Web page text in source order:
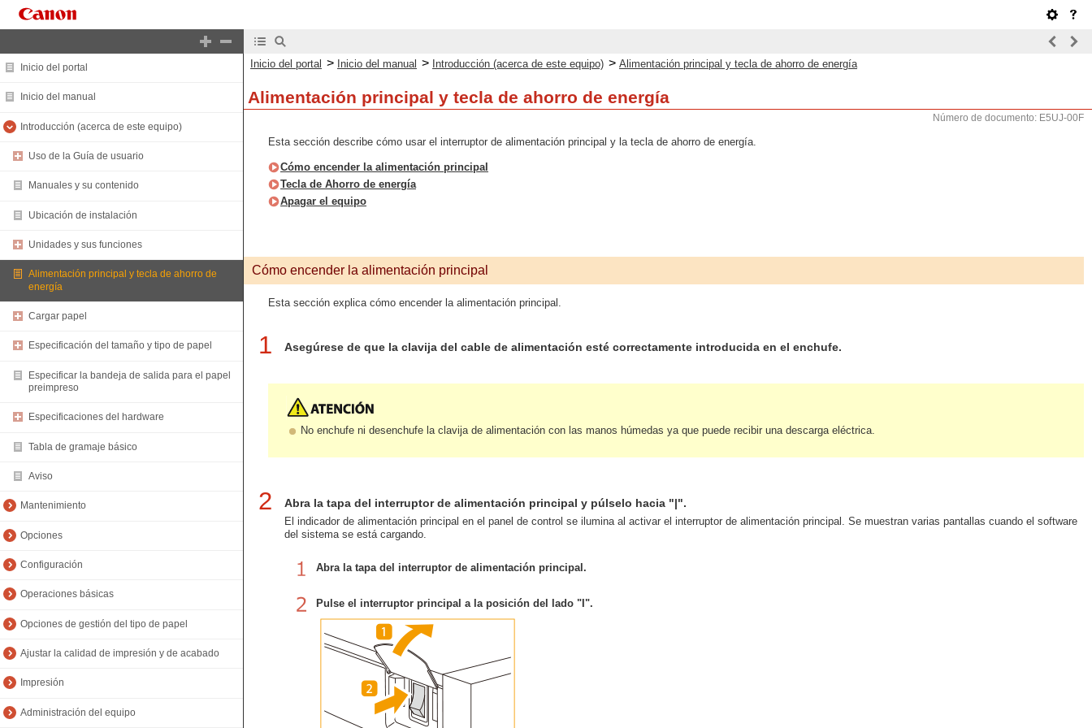
Inicio del portal
Inicio del manual
Introducción (acerca de este equipo)
Uso de la Guía de usuario
Manuales y su contenido
Ubicación de instalación
Unidades y sus funciones
Alimentación principal y tecla de ahorro de
energía
Cargar papel
Especificación del tamaño y tipo de papel
Especificar la bandeja de salida para el papel
preimpreso
Especificaciones del hardware
Tabla de gramaje básico
Aviso
Mantenimiento
Opciones
Configuración
Operaciones básicas
Opciones de gestión del tipo de papel
Ajustar la calidad de impresión y de acabado
Impresión
Administración del equipo
Inicio del portal > Inicio del manual > Introducción (acerca de este equipo) > Alimentación principal y tecla de ahorro de energía
Alimentación principal y tecla de ahorro de energía
Número de documento: E5UJ-00F
Esta sección describe cómo usar el interruptor de alimentación principal y la tecla de ahorro de energía.
Cómo encender la alimentación principal
Tecla de Ahorro de energía
Apagar el equipo
Cómo encender la alimentación principal
Esta sección explica cómo encender la alimentación principal.
1 Asegúrese de que la clavija del cable de alimentación esté correctamente introducida en el enchufe.
No enchufe ni desenchufe la clavija de alimentación con las manos húmedas ya que puede recibir una descarga eléctrica.
2 Abra la tapa del interruptor de alimentación principal y púlselo hacia "|".
El indicador de alimentación principal en el panel de control se ilumina al activar el interruptor de alimentación principal. Se muestran varias pantallas cuando el software
del sistema se está cargando.
Abra la tapa del interruptor de alimentación principal.
Pulse el interruptor principal a la posición del lado "I".